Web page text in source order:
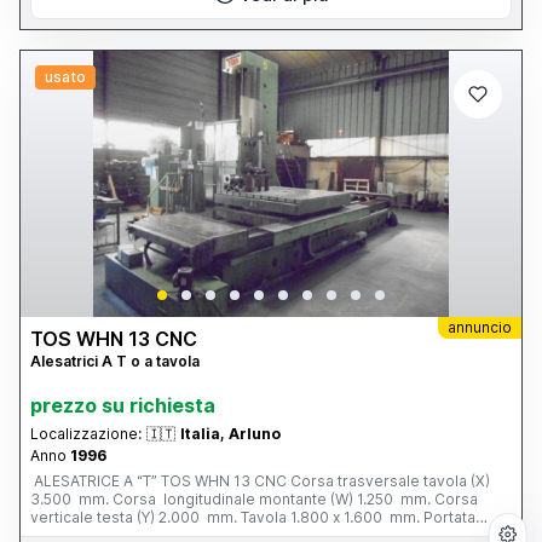
usato
annuncio
TOS WHN 13 CNC
Alesatrici A T o a tavola
prezzo su richiesta
Localizzazione: 🇮🇹 Italia, Arluno
Anno 1996
ALESATRICE A “T” TOS WHN 13 CNC Corsa trasversale tavola (X)
3.500 mm. Corsa longitudinale montante (W) 1.250 mm. Corsa
verticale testa (Y) 2.000 mm. Tavola 1.800 x 1.600 mm. Portata
tavola 12 tonn. Corsa mandrino (Z) 800 mm. Ø mandrino 130 mm.